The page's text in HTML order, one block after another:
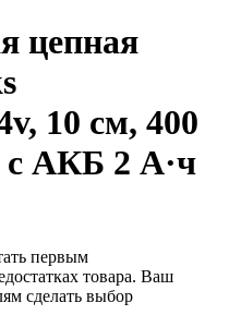
цепная
10 см, 400
с АКБ 2 А·ч
первым
товара. Ваш
сделать выбор